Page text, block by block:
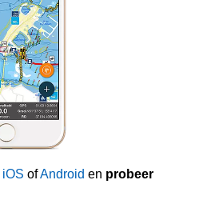
iOS ofAndroid en probeer